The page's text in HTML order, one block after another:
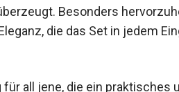
Besonders
die das Set in jedem
all jene, die ein praktisches